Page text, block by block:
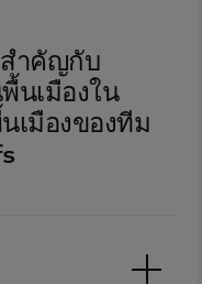
ำคัญกับ
นเมืองใน
เมืองของทีม